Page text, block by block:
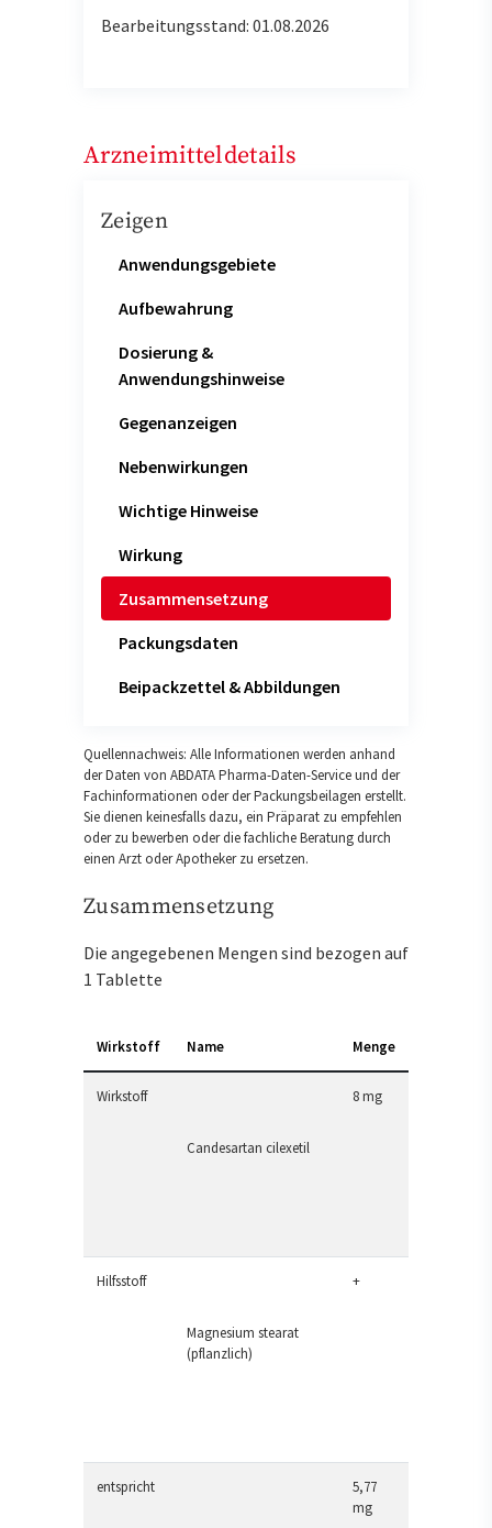
Bearbeitungsstand: 01.08.2026
Arzneimitteldetails
Zeigen
Anwendungsgebiete
Aufbewahrung
Dosierung &
Anwendungshinweise
Gegenanzeigen
Nebenwirkungen
Wichtige Hinweise
Wirkung
Zusammensetzung
Packungsdaten
Beipackzettel & Abbildungen
Quellennachweis: Alle Informationen werden anhand
der Daten von ABDATA Pharma-Daten-Service und der
Fachinformationen oder der Packungsbeilagen erstellt.
Sie dienen keinesfalls dazu, ein Präparat zu empfehlen
oder zu bewerben oder die fachliche Beratung durch
einen Arzt oder Apotheker zu ersetzen.
Zusammensetzung
Die angegebenen Mengen sind bezogen auf
1 Tablette
Wirkstoff Name Menge
Wirkstoff
Candesartan cilexetil
8 mg
Hilfsstoff
Magnesium stearat
(pflanzlich)
+
entspricht
5,77
mg